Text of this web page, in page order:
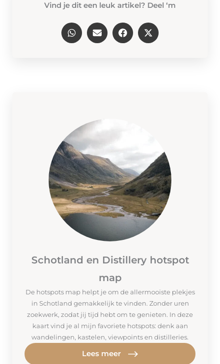
Vind je dit een leuk artikel? Deel ‘m
Schotland en Distillery hotspot
map
De hotspots map helpt je om de allermooiste plekjes
in Schotland gemakkelijk te vinden. Zonder uren
zoekwerk, zodat jij tijd hebt om te genieten. In deze
kaart vind je al mijn favoriete hotspots: denk aan
wandelingen, kastelen, viewpoints en distilleries.
Lees meer